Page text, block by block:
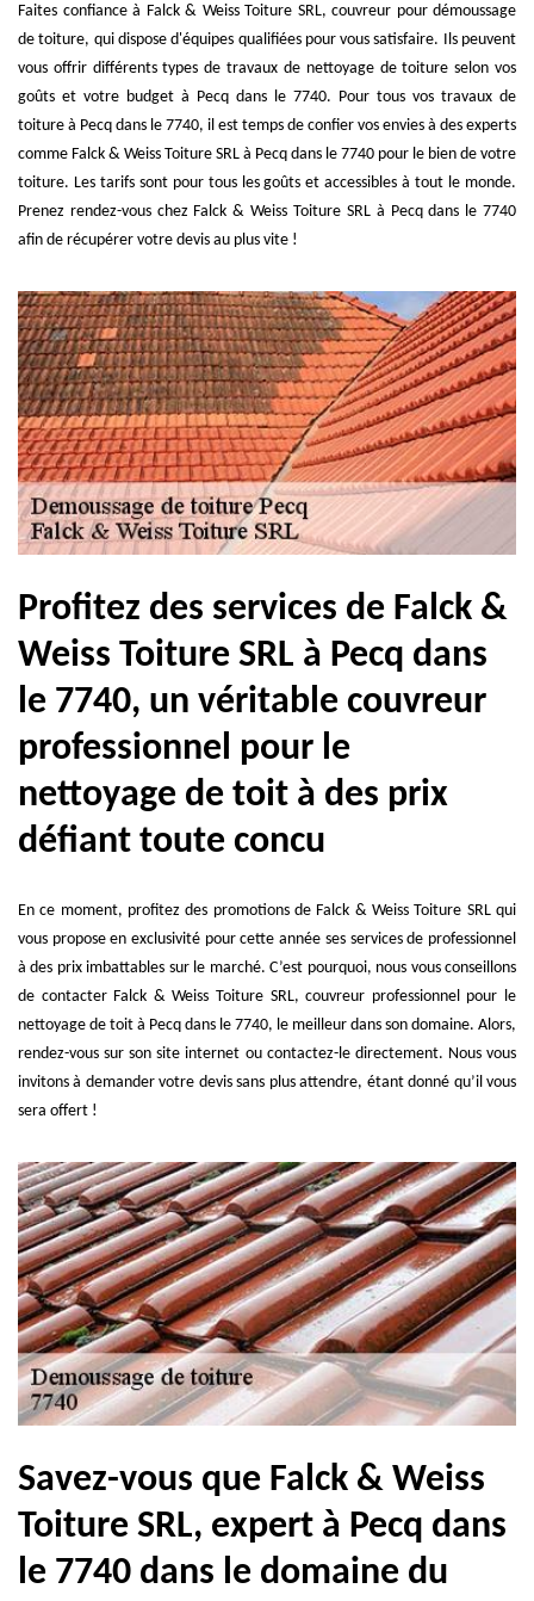
Faites confiance à Falck & Weiss Toiture SRL, couvreur pour démoussage
de toiture, qui dispose d'équipes qualifiées pour vous satisfaire. Ils peuvent
vous offrir différents types de travaux de nettoyage de toiture selon vos
goûts et votre budget à Pecq dans le 7740. Pour tous vos travaux de
toiture à Pecq dans le 7740, il est temps de confier vos envies à des experts
comme Falck & Weiss Toiture SRL à Pecq dans le 7740 pour le bien de votre
toiture. Les tarifs sont pour tous les goûts et accessibles à tout le monde.
Prenez rendez-vous chez Falck & Weiss Toiture SRL à Pecq dans le 7740
afin de récupérer votre devis au plus vite !
Profitez des services de Falck &
Weiss Toiture SRL à Pecq dans
le 7740, un véritable couvreur
professionnel pour le
nettoyage de toit à des prix
défiant toute concu
En ce moment, profitez des promotions de Falck & Weiss Toiture SRL qui
vous propose en exclusivité pour cette année ses services de professionnel
à des prix imbattables sur le marché. C’est pourquoi, nous vous conseillons
de contacter Falck & Weiss Toiture SRL, couvreur professionnel pour le
nettoyage de toit à Pecq dans le 7740, le meilleur dans son domaine. Alors,
rendez-vous sur son site internet ou contactez-le directement. Nous vous
invitons à demander votre devis sans plus attendre, étant donné qu’il vous
sera offert !
Savez-vous que Falck & Weiss
Toiture SRL, expert à Pecq dans
le 7740 dans le domaine du